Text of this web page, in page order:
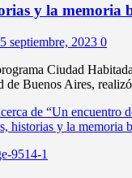
y la memoria
septiembre, 2023 0
Ciudad
de Buenos Aires,
de “Un encuentro
historias y la memoria